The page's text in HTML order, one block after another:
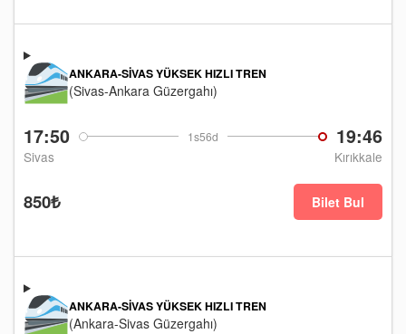
17:50 1s56d 19:46
Sivas Kırıkkale
ANKARA-SIVAS YÜKSEK HIZLI TREN
(Sivas-Ankara Güzergahı)
850₺ Bilet Bul
ANKARA-SIVAS YÜKSEK HIZLI TREN
(Ankara-Sivas Güzergahı)